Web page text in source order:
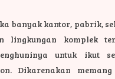
banyak kantor, pabrik,
lingkungan komplek
untuk ikut
Dikarenakan